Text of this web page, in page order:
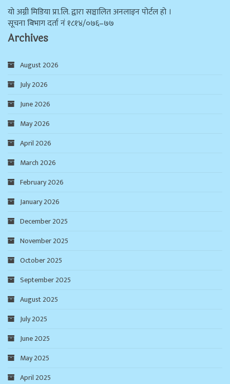
याे अग्नी मिडिया प्रा.लि. द्वारा सञ्चालित अनलाइन पोर्टल हो ।
सूचना बिभाग दर्ता न‌ं १८१४/०७६–७७
Archives
August 2026
July 2026
June 2026
May 2026
April 2026
March 2026
February 2026
January 2026
December 2025
November 2025
October 2025
September 2025
August 2025
July 2025
June 2025
May 2025
April 2025